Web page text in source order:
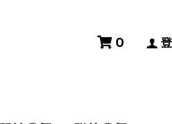
0
0